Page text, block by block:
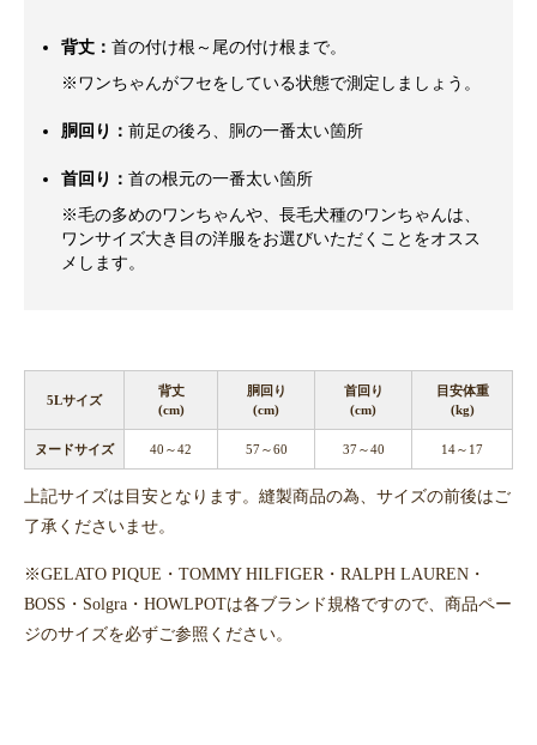
背丈： 首の付け根～尾の付け根まで。
※ワンちゃんがフセをしている状態で測定しましょう。
胴回り： 前足の後ろ、胴の一番太い箇所
首回り： 首の根元の一番太い箇所
※毛の多めのワンちゃんや、長毛犬種のワンちゃんは、
ワンサイズ大き目の洋服をお選びいただくことをオスス
メします。
5Lサイズ
背丈
(cm)
胴回り
(cm)
首回り
(cm)
目安体重
(kg)
ヌードサイズ 40～42 57～60 37～40 14～17
上記サイズは目安となります。縫製商品の為、サイズの前後はご
了承くださいませ。
※GELATO PIQUE・TOMMY HILFIGER・RALPH LAUREN・
BOSS・Solgra・HOWLPOTは各ブランド規格ですので、商品ペー
ジのサイズを必ずご参照ください。